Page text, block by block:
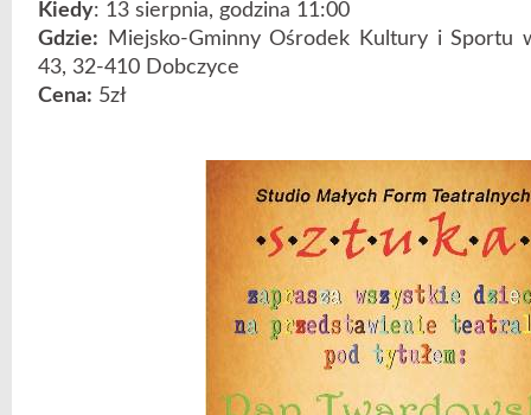
Kiedy: 13 sierpnia, godzina 11:00
Gdzie: Miejsko-Gminny Ośrodek Kultury i Sportu
43, 32-410 Dobczyce
Cena: 5zł